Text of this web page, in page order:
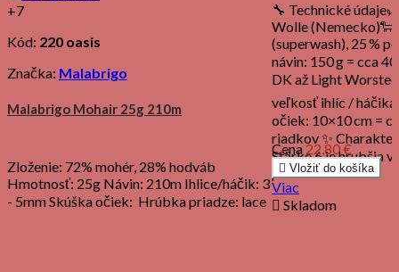
+7
Kód: 220 oasis
Značka: Malabrigo
Malabrigo Mohair 25g 210m
Zloženie: 72% mohér, 28% hodváb
Hmotnosť: 25g Návin: 210m Ihlice/háčik: 3
- 5mm Skúška očiek: Hrúbka priadze: lace
🔧 Technické
Wolle (Nemecko)🐑
(superwash), 25 %
návin: 150 g = cca
DK až Light
veľkosť ihlíc /
očiek: 10×10 cm =
riadkov ✨
Stärke 6 je hrubšia
priadze...
Cena22,80 €
 Vložiť do košíka
Viac
 Skladom